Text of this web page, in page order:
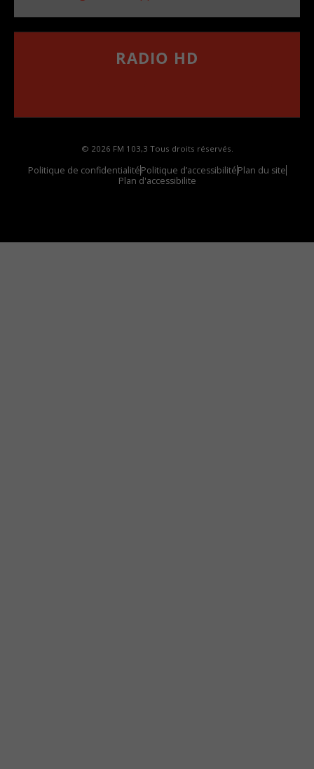
RADIO HD
© 2026 FM 103,3 Tous droits réservés.
Politique de confidentialitéPolitique d’accessibilitéPlan du site
Plan d'accessibilite